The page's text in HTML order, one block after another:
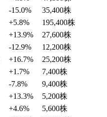
-15.0% 35,400株
+5.8% 195,400株
+13.9% 27,600株
-12.9% 12,200株
+16.7% 25,200株
+1.7% 7,400株
-7.8% 9,400株
+13.3% 5,200株
+4.6% 5,600株